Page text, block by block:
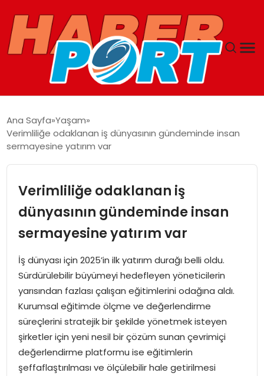
GUNCEL
SPOR
MAGAZIN
SPOR
EĞITIM
OTOMOBIL
Ana Sayfa Yaşam
Verimliliğe odaklanan iş dünyasının gündeminde insan
sermayesine yatırım var
Verimliliğe odaklanan iş
dünyasının gündeminde insan
sermayesine yatırım var
İş dünyası için 2025’in ilk yatırım durağı belli oldu.
Sürdürülebilir büyümeyi hedefleyen yöneticilerin
yarısından fazlası çalışan eğitimlerini odağına aldı.
Kurumsal eğitimde ölçme ve değerlendirme
süreçlerini stratejik bir şekilde yönetmek isteyen
şirketler için yeni nesil bir çözüm sunan çevrimiçi
değerlendirme platformu ise eğitimlerin
şeffaflaştırılması ve ölçülebilir hale getirilmesi